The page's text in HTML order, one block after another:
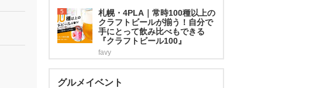
5
札幌・4PLA｜常時100種以上の
クラフトビールが揃う！自分で
手にとって飲み比べもできる
『クラフトビール100』
favy
グルメイベント